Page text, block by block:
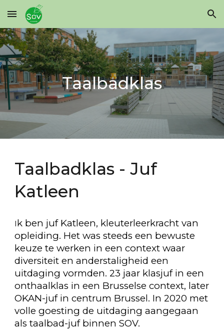
Skip to main content Skip to navigation
Taalbadklas
Taalbadklas - Juf
Katleen
Ik ben juf Katleen, kleuterleerkracht van
opleiding. Het was steeds een bewuste
keuze te werken in een context waar
diversiteit en anderstaligheid een
uitdaging vormden. 23 jaar klasjuf in een
onthaalklas in een Brusselse context, later
OKAN-juf in centrum Brussel. In 2020 met
volle goesting de uitdaging aangegaan
als taalbad-juf binnen SOV.